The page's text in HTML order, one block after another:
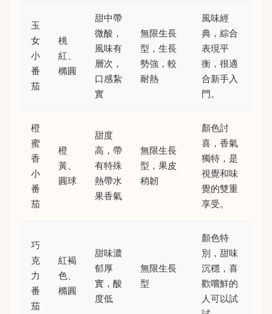
玉
女
小
番
茄
桃
紅、
橢圓
甜中帶
微酸，
風味有
層次，
口感紮
實
無限生長
型，生長
勢強，較
耐熱
風味經
典，綜合
表現平
衡，很適
合新手入
門。
橙
蜜
香
小
番
茄
橙
黃、
圓球
甜度
高，帶
有特殊
熱帶水
果香氣
無限生長
型，果皮
稍韌
顏色討
喜，香氣
獨特，是
視覺和味
覺的雙重
享受。
巧
克
力
番
茄
紅褐
色、
橢圓
甜味濃
郁厚
實，酸
度低
無限生長
型
顏色特
別，甜味
沉穩，喜
歡嚐鮮的
人可以試